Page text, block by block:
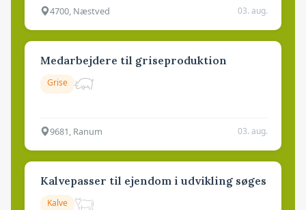
4700, Næstved 03. aug.
Medarbejdere til griseproduktion
Grise
9681, Ranum 03. aug.
Kalvepasser til ejendom i udvikling søges
Kalve